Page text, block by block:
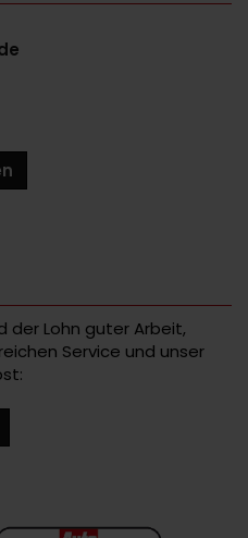
der Lohn guter Arbeit,
Service und unser